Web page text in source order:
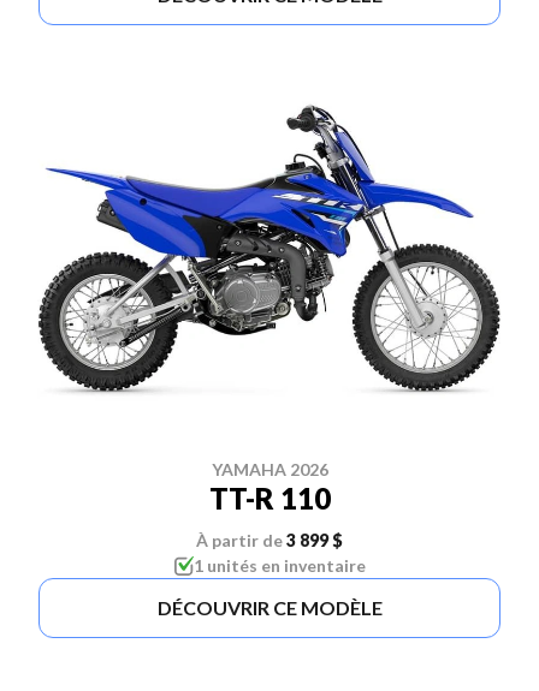
YAMAHA 2026
TT-R 110
À partir de3 899 $
1 unités en inventaire
DÉCOUVRIR CE MODÈLE